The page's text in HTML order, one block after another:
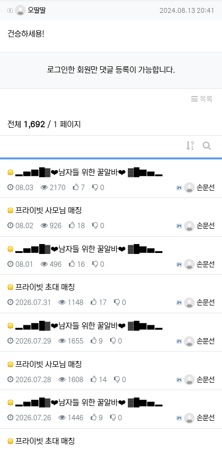
오딸딸님의 댓글
오딸딸 작성일
2024.08.13 20:41
건승하세용!
로그인한 회원만 댓글 등록이 가능합니다.
목록
전체 1,692 / 1 페이지
게시물
게시
▂▅▇█▓❤️남자들 위한 꿀알바❤️ ▓█▇▅▂
등록자 손문선
등록일
08.03 조회
2170 추천
7 비추천
0
프라이빗 사모님 매칭
등록자 손문선
등록일
08.02 조회
926 추천
18 비추천
0
▂▅▇█▓❤️남자들 위한 꿀알바❤️ ▓█▇▅▂
등록자 손문선
등록일
08.01 조회
496 추천
16 비추천
0
프라이빗 초대 매칭
등록자 손문선
등록일
2026.07.31 조회
1148 추천
17 비추천
0
▂▅▇█▓❤️남자들 위한 꿀알바❤️ ▓█▇▅▂
등록자 손문선
등록일
2026.07.29 조회
1655 추천
9 비추천
0
프라이빗 사모님 매칭
등록자 손문선
등록일
2026.07.28 조회
1608 추천
14 비추천
0
▂▅▇█▓❤️남자들 위한 꿀알바❤️ ▓█▇▅▂
등록자 손문선
등록일
2026.07.26 조회
1446 추천
9 비추천
0
프라이빗 초대 매칭